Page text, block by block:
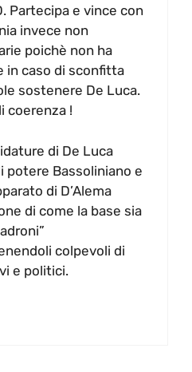
Partecipa e vince con
invece non
poichè non ha
in caso di sconfitta
sostenere De Luca.
coerenza !
di De Luca
potere Bassoliniano e
di D’Alema
di come la base sia
colpevoli di
e politici.